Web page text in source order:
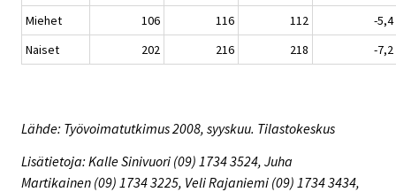
Miehet 106 116 112
-5,4
Naiset
202 216 218 -7,2
Lähde: Työvoimatutkimus 2008, syyskuu. Tilastokeskus
Lisätietoja: Kalle Sinivuori (09) 1734 3524, Juha
Martikainen (09) 1734 3225, Veli Rajaniemi (09) 1734 3434,